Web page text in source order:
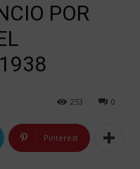
POR
0
253
Pinterest